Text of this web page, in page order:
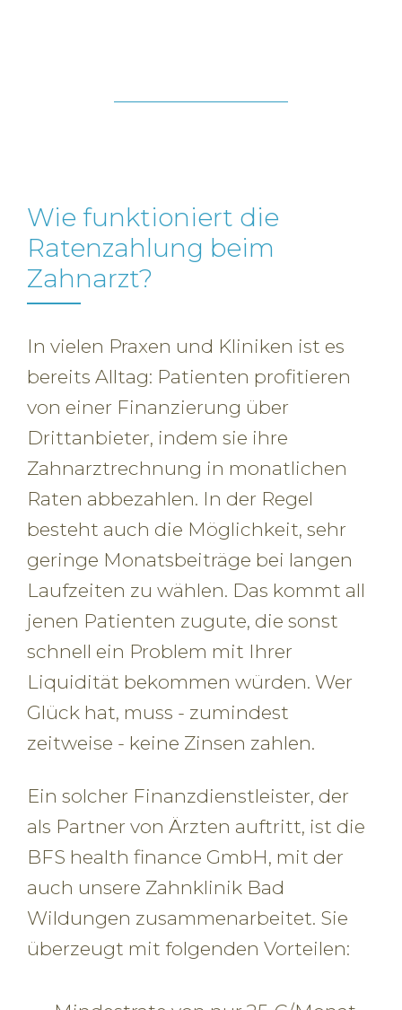
Wie funktioniert die
Ratenzahlung beim
Zahnarzt?
In vielen Praxen und Kliniken ist es
bereits Alltag: Patienten profitieren
von einer Finanzierung über
Drittanbieter, indem sie ihre
Zahnarztrechnung in monatlichen
Raten abbezahlen. In der Regel
besteht auch die Möglichkeit, sehr
geringe Monatsbeiträge bei langen
Laufzeiten zu wählen. Das kommt all
jenen Patienten zugute, die sonst
schnell ein Problem mit Ihrer
Liquidität bekommen würden. Wer
Glück hat, muss - zumindest
zeitweise - keine Zinsen zahlen.
Ein solcher Finanzdienstleister, der
als Partner von Ärzten auftritt, ist die
BFS health finance GmbH, mit der
auch unsere Zahnklinik Bad
Wildungen zusammenarbeitet. Sie
überzeugt mit folgenden Vorteilen: